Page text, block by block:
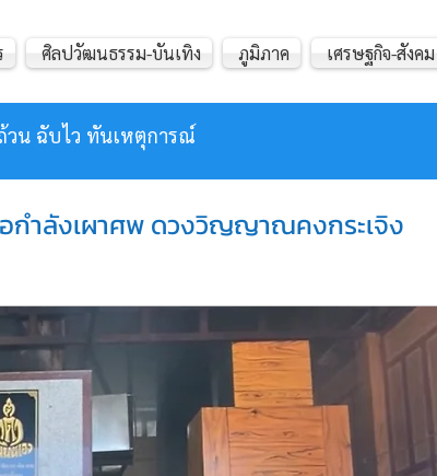
วน ฉับไว ทันเหตุการณ์
ศิลปวัฒนธรรม-บันเทิง ภูมิภาค เศรษฐกิจ-สังคม
อกำลังเผาศพ ดวงวิญญาณคงกระเจิง